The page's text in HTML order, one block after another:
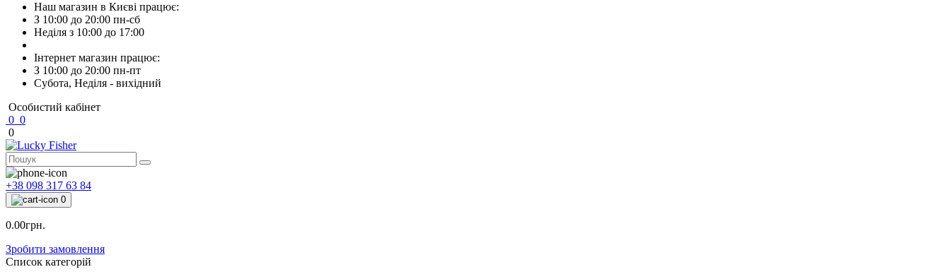
Наш магазин в Києві працює:
З 10:00 до 20:00 пн-сб
Неділя з 10:00 до 17:00
Інтернет магазин працює:
З 10:00 до 20:00 пн-пт
Субота, Неділя - вихідний
Особистий кабінет
0 0
0
+38 098 317 63 84
0
0.00грн.
Зробити замовлення
Список категорій